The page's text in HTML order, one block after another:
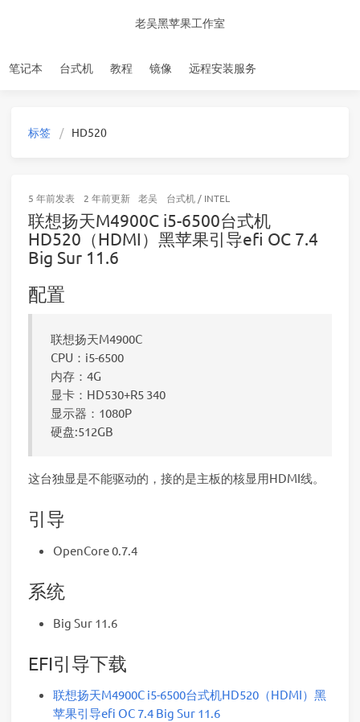
老吴黑苹果工作室
笔记本 台式机 教程 镜像 远程安装服务
标签 HD520
5 年前发表 2 年前更新 老吴 台式机/ INTEL
联想扬天M4900C i5-6500台式机
HD520（HDMI）黑苹果引导efi OC 7.4
Big Sur 11.6
配置
联想扬天M4900C
CPU：i5-6500
内存：4G
显卡：HD530+R5 340
显示器：1080P
硬盘:512GB
这台独显是不能驱动的，接的是主板的核显用HDMI线。
引导
OpenCore 0.7.4
系统
Big Sur 11.6
EFI引导下载
联想扬天M4900C i5-6500台式机HD520（HDMI）黑
苹果引导efi OC 7.4 Big Sur 11.6